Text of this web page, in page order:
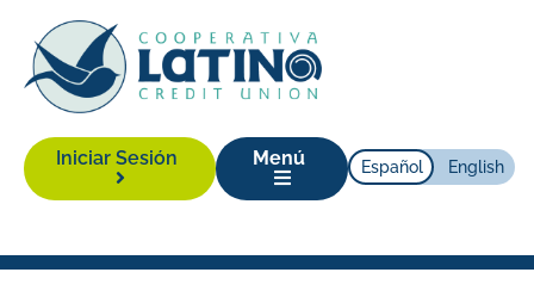
Iniciar Sesión Menú Español English